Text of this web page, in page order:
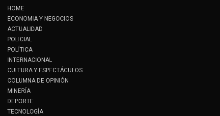
HOME
ECONOMIA Y NEGOCIOS
ACTUALIDAD
POLICIAL
POLÍTICA
INTERNACIONAL
CULTURA Y ESPECTÁCULOS
COLUMNA DE OPINIÓN
MINERÍA
DEPORTE
TECNOLOGÍA